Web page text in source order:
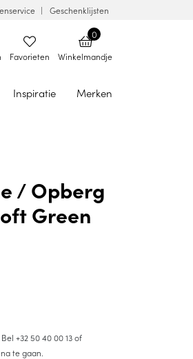
Geschenklijsten
Favorieten
0
Winkelmandje
Inspiratie Merken
/ Opberg
Green
+32 50 40 00 13of
te gaan.